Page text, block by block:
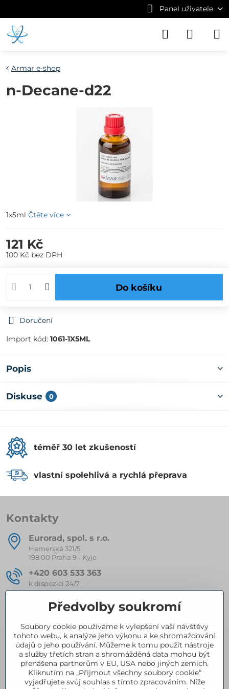
Panel uživatele
Armar e-shop
n-Decane-d22
1x5ml Čtěte více
121 Kč
100 Kč bez DPH
Do košíku
Doručení
Import kód: 1061-1X5ML
Popis
Diskuse 0
téměř 30 let zkušeností
vlastní spolehlivá a rychlá přeprava
Kontakty
Eurorad, spol​. s r​.o​.
Hamerská 321/5
198 00 Praha 9 - Kyje
+420 603 533 363
k dispozici 24/7
eurorad​@seznam​.cz
Kompletní nabídka produktů
Certifikace
Předvolby soukromí
Soubory cookie používáme k vylepšení vaší návštěvy
tohoto webu, k analýze jeho výkonu a ke shromažďování
údajů o jeho používání. Můžeme k tomu použít nástroje
a služby třetích stran a shromážděná data mohou být
přenášena partnerům v EU, USA nebo jiných zemích.
Kliknutím na „Přijmout všechny soubory cookie“
vyjadřujete svůj souhlas s tímto zpracováním. Níže